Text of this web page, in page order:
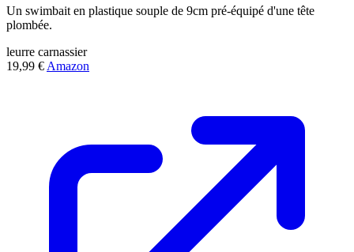
Un swimbait en plastique souple de 9cm pré-équipé d'une tête
plombée.
leurre carnassier
19,99 € Amazon